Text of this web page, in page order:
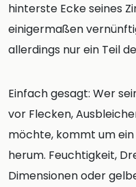
hinterste Ecke seines
einigermaßen
allerdings nur ein Teil
Einfach gesagt: Wer
vor Flecken,
möchte, kommt um
herum. Feuchtigkeit,
Dimensionen oder